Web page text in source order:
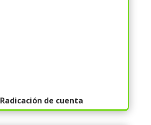
Radicación de cuenta